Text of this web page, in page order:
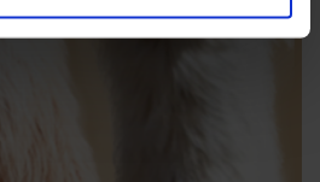
auf einige Meter genau sein
legen Sie Ihre Präferenzen im